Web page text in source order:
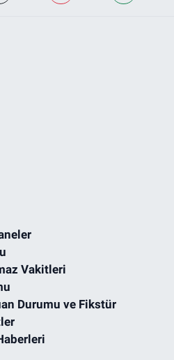
Vakitleri
Durumu ve Fikstür